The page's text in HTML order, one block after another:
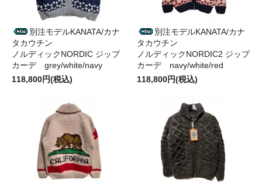
別注モデルKANATA/カナ
タカウチン
ノルディックNORDIC ジップ
カーデ grey/white/navy
118,800円(税込)
別注モデルKANATA/カナ
タカウチン
ノルディックNORDIC2 ジップ
カーデ navy/white/red
118,800円(税込)